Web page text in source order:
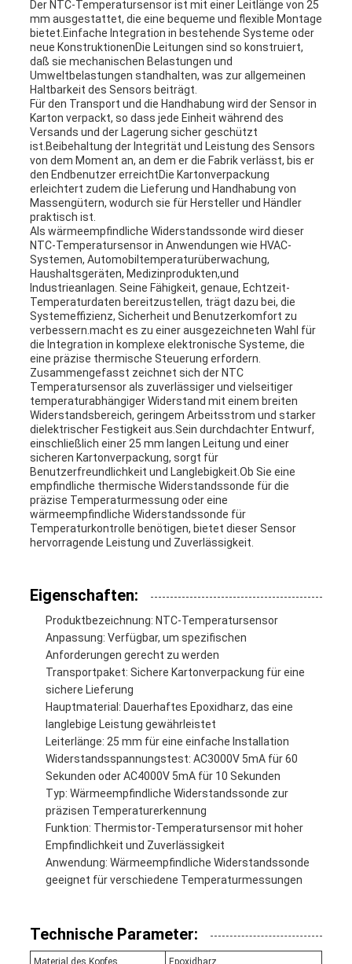
Der NTC-Temperatursensor ist mit einer Leitlänge von 25
mm ausgestattet, die eine bequeme und flexible Montage
bietet.Einfache Integration in bestehende Systeme oder
neue KonstruktionenDie Leitungen sind so konstruiert,
daß sie mechanischen Belastungen und
Umweltbelastungen standhalten, was zur allgemeinen
Haltbarkeit des Sensors beiträgt.
Für den Transport und die Handhabung wird der Sensor in
Karton verpackt, so dass jede Einheit während des
Versands und der Lagerung sicher geschützt
ist.Beibehaltung der Integrität und Leistung des Sensors
von dem Moment an, an dem er die Fabrik verlässt, bis er
den Endbenutzer erreichtDie Kartonverpackung
erleichtert zudem die Lieferung und Handhabung von
Massengütern, wodurch sie für Hersteller und Händler
praktisch ist.
Als wärmeempfindliche Widerstandssonde wird dieser
NTC-Temperatursensor in Anwendungen wie HVAC-
Systemen, Automobiltemperaturüberwachung,
Haushaltsgeräten, Medizinprodukten,und
Industrieanlagen. Seine Fähigkeit, genaue, Echtzeit-
Temperaturdaten bereitzustellen, trägt dazu bei, die
Systemeffizienz, Sicherheit und Benutzerkomfort zu
verbessern.macht es zu einer ausgezeichneten Wahl für
die Integration in komplexe elektronische Systeme, die
eine präzise thermische Steuerung erfordern.
Zusammengefasst zeichnet sich der NTC
Temperatursensor als zuverlässiger und vielseitiger
temperaturabhängiger Widerstand mit einem breiten
Widerstandsbereich, geringem Arbeitsstrom und starker
dielektrischer Festigkeit aus.Sein durchdachter Entwurf,
einschließlich einer 25 mm langen Leitung und einer
sicheren Kartonverpackung, sorgt für
Benutzerfreundlichkeit und Langlebigkeit.Ob Sie eine
empfindliche thermische Widerstandssonde für die
präzise Temperaturmessung oder eine
wärmeempfindliche Widerstandssonde für
Temperaturkontrolle benötigen, bietet dieser Sensor
hervorragende Leistung und Zuverlässigkeit.
Eigenschaften:
Produktbezeichnung: NTC-Temperatursensor
Anpassung: Verfügbar, um spezifischen
Anforderungen gerecht zu werden
Transportpaket: Sichere Kartonverpackung für eine
sichere Lieferung
Hauptmaterial: Dauerhaftes Epoxidharz, das eine
langlebige Leistung gewährleistet
Leiterlänge: 25 mm für eine einfache Installation
Widerstandsspannungstest: AC3000V 5mA für 60
Sekunden oder AC4000V 5mA für 10 Sekunden
Typ: Wärmeempfindliche Widerstandssonde zur
präzisen Temperaturerkennung
Funktion: Thermistor-Temperatursensor mit hoher
Empfindlichkeit und Zuverlässigkeit
Anwendung: Wärmeempfindliche Widerstandssonde
geeignet für verschiedene Temperaturmessungen
Technische Parameter: